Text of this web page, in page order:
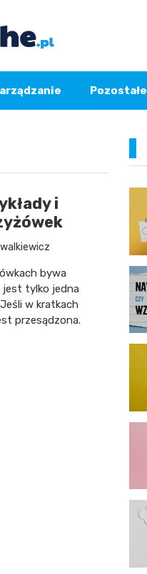
Pozostałe
i
bywa
tylko jedna
w kratkach
przesądzona.